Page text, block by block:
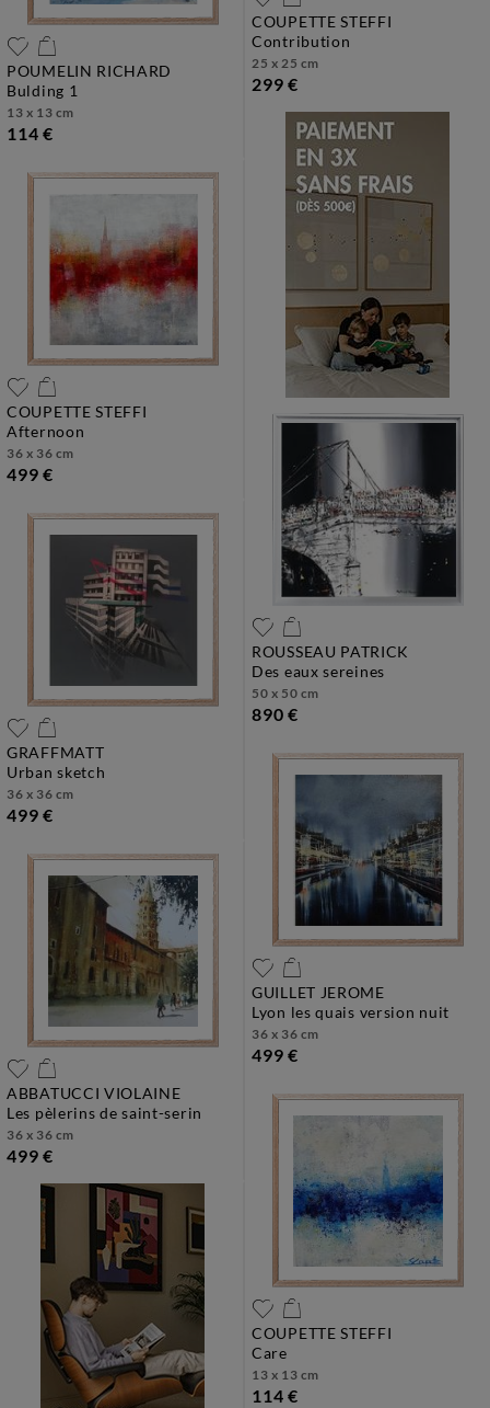
POUMELIN RICHARD
bulding 1
13 x 13 cm
114 €
COUPETTE STEFFI
contribution
25 x 25 cm
299 €
COUPETTE STEFFI
afternoon
36 x 36 cm
499 €
GRAFFMATT
urban sketch
36 x 36 cm
499 €
ROUSSEAU PATRICK
des eaux sereines
50 x 50 cm
890 €
ABBATUCCI VIOLAINE
les pèlerins de saint-serin
36 x 36 cm
499 €
GUILLET JEROME
lyon les quais version nuit
36 x 36 cm
499 €
COUPETTE STEFFI
care
13 x 13 cm
114 €